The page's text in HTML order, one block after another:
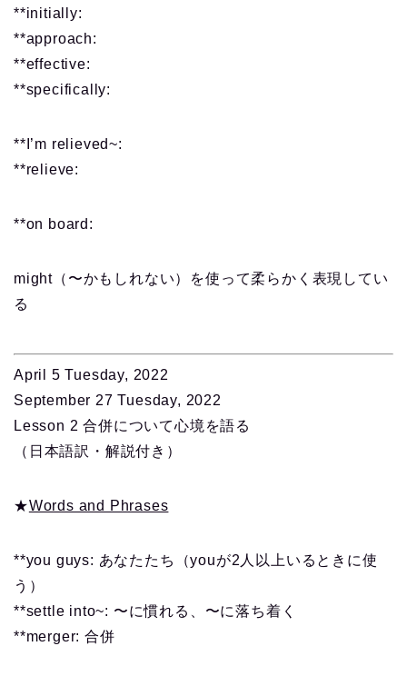
**initially:
**approach:
**effective:
**specifically:
**I’m relieved~:
**relieve:
**on board:
might（〜かもしれない）を使って柔らかく表現してい
る
April 5 Tuesday, 2022
September 27 Tuesday, 2022
Lesson 2 合併について心境を語る
（日本語訳・解説付き）
★Words and Phrases
**you guys: あなたたち（youが2人以上いるときに使
う）
**settle into~: 〜に慣れる、〜に落ち着く
**merger: 合併